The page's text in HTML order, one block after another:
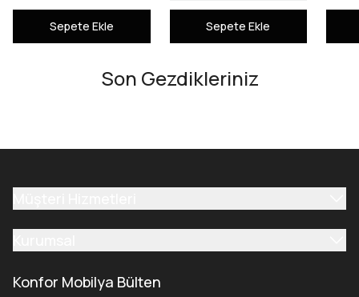
Sepete Ekle Sepete Ekle
Son Gezdikleriniz
Konfor Mobilya Bülten